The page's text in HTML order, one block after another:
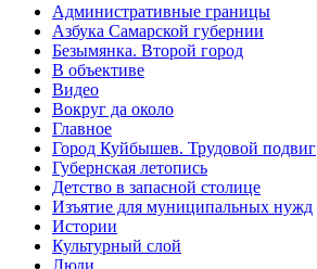
Административные границы
Азбука Самарской губернии
Безымянка. Второй город
В объективе
Видео
Вокруг да около
Главное
Город Куйбышев. Трудовой подвиг
Губернская летопись
Детство в запасной столице
Изъятие для муниципальных нужд
Истории
Культурный слой
Люди